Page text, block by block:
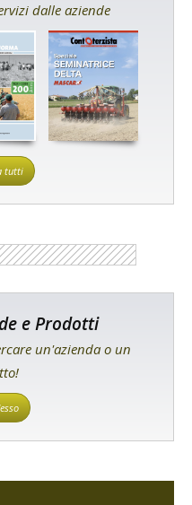
dalle aziende
tutti
e Prodotti
un'azienda o un